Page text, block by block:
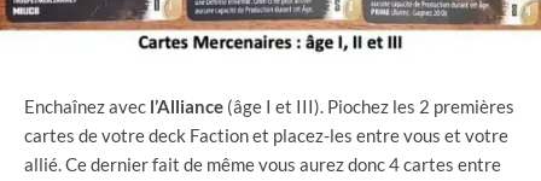
Enchaînez avec l’Alliance (âge I et III). Piochez les 2 premières
cartes de votre deck Faction et placez-les entre vous et votre
allié. Ce dernier fait de même vous aurez donc 4 cartes entre